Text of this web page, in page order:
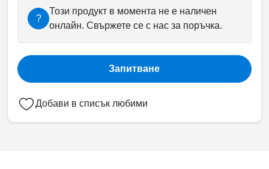
?
Този продукт в момента не е наличен
онлайн. Свържете се с нас за поръчка.
Запитване
Добави в списък любими